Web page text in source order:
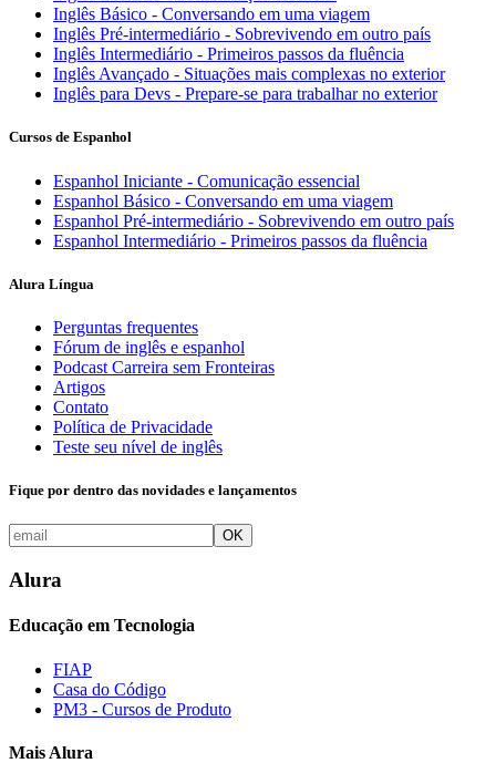
Inglês Básico - Conversando em uma viagem
Inglês Pré-intermediário - Sobrevivendo em outro país
Inglês Intermediário - Primeiros passos da fluência
Inglês Avançado - Situações mais complexas no exterior
Inglês para Devs - Prepare-se para trabalhar no exterior
Cursos de Espanhol
Espanhol Iniciante - Comunicação essencial
Espanhol Básico - Conversando em uma viagem
Espanhol Pré-intermediário - Sobrevivendo em outro país
Espanhol Intermediário - Primeiros passos da fluência
Alura Língua
Perguntas frequentes
Fórum de inglês e espanhol
Podcast Carreira sem Fronteiras
Artigos
Contato
Política de Privacidade
Teste seu nível de inglês
Fique por dentro das novidades e lançamentos
OK
Alura
Educação em Tecnologia
FIAP
Casa do Código
PM3 - Cursos de Produto
Mais Alura